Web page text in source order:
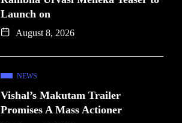
Launch on
August 8, 2026
NEWS
Vishal’s Makutam Trailer
Promises A Mass Actioner